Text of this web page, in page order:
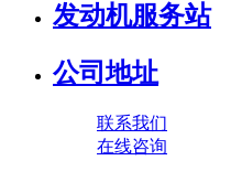
发动机服务站
公司地址
联系我们
在线咨询